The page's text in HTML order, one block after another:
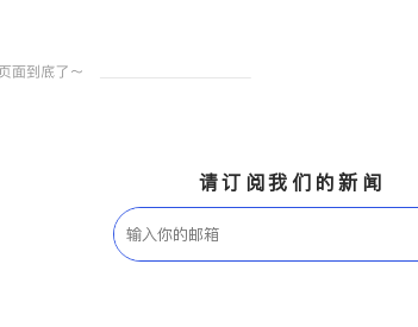
请订阅我们的新闻